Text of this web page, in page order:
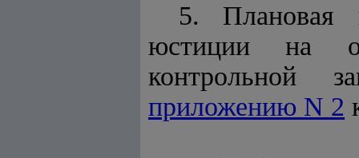
5. Плановая
юстиции на
контрольной
приложению N 2